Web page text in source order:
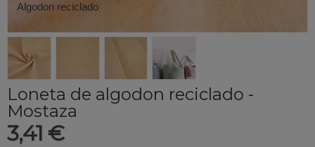
Algodon reciclado
Loneta de algodon reciclado -
Mostaza
3,41 €